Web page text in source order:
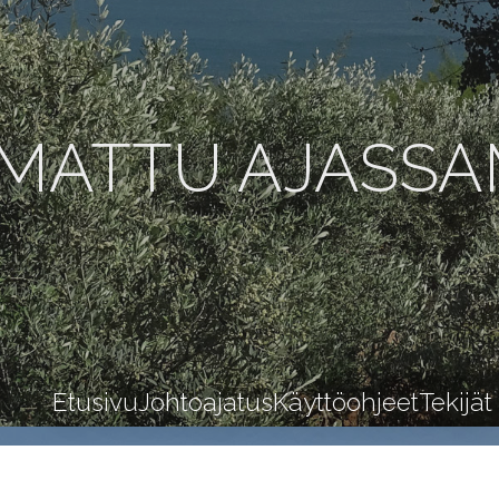
EtusivuJohtoajatusKäyttöohjeetTekijät